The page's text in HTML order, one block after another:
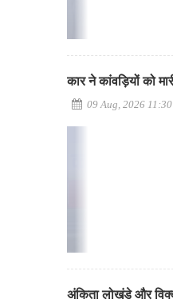
कार ने कांवड़ियों को
09 Aug, 2026
अंकिता लोखंडे और